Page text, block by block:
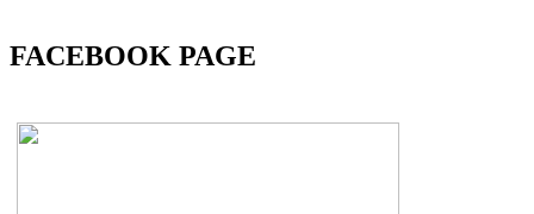
FACEBOOK PAGE